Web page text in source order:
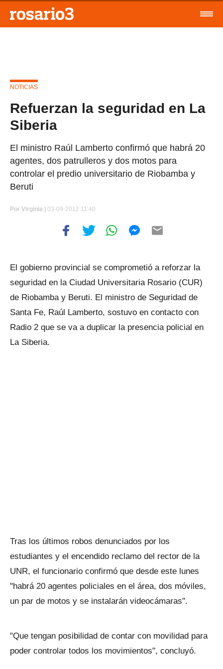
NOTICIAS
Refuerzan la seguridad en La
Siberia
El ministro Raúl Lamberto confirmó que habrá 20
agentes, dos patrulleros y dos motos para
controlar el predio universitario de Riobamba y
Beruti
Por Virginia | 03-09-2012 11:40
El gobierno provincial se comprometió a reforzar la
seguridad en la Ciudad Universitaria Rosario (CUR)
de Riobamba y Beruti. El ministro de Seguridad de
Santa Fe, Raúl Lamberto, sostuvo en contacto con
Radio 2 que se va a duplicar la presencia policial en
La Siberia.
Tras los últimos robos denunciados por los
estudiantes y el encendido reclamo del rector de la
UNR, el funcionario confirmó que desde este lunes
"habrá 20 agentes policiales en el área, dos móviles,
un par de motos y se instalarán videocámaras".
"Que tengan posibilidad de contar con movilidad para
poder controlar todos los movimientos", concluyó.